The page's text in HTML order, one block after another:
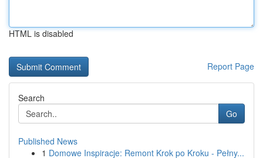
HTML is disabled
Report Page
Search
Go
Published News
1 Domowe Inspiracje: Remont Krok po Kroku - Pełny...